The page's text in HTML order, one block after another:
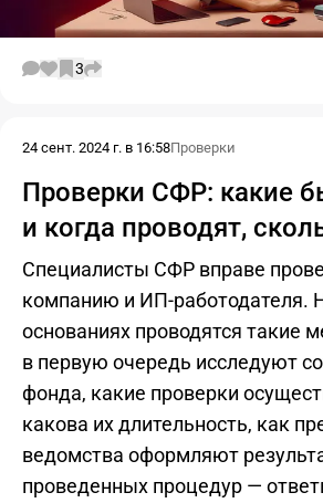
3
24 сент. 2024 г. в 16:58Проверки
Проверки СФР: какие
и когда проводят,
Специалисты СФР вправе
компанию и ИП-работодателя.
основаниях проводятся такие
в первую очередь исследуют
фонда, какие проверки
какова их длительность, как
ведомства оформляют
проведенных процедур —